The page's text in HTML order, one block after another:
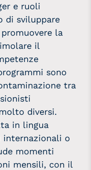
e ruoli
di sviluppare
la
il
sono
tra
diversi.
in lingua
o
momenti
mensili, con il